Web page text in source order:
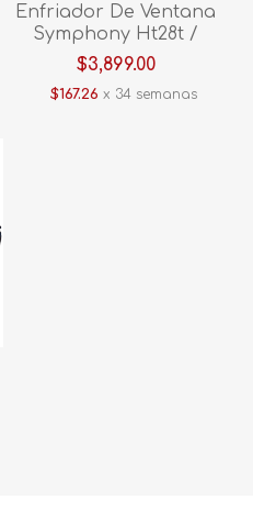
Enfriador De Ventana
Symphony Ht28t /
Sht28t
$3,899.00
$167.26 x 34 semanas